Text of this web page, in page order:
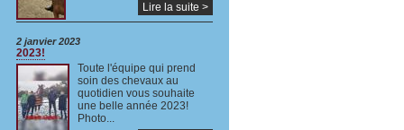
Lire la suite >
2 janvier 2023
2023!
Toute l'équipe qui prend
soin des chevaux au
quotidien vous souhaite
une belle année 2023!
Photo...